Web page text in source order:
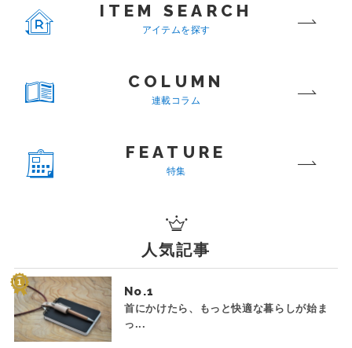
ITEM SEARCH
アイテムを探す
COLUMN
連載コラム
FEATURE
特集
人気記事
No.
首にかけたら、もっと快適な暮らしが始ま
っ...